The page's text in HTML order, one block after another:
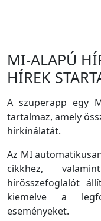
MI-ALAPÚ
HÍREK
A szuperapp egy
tartalmaz, amely
hírkínálatát.
Az MI
cikkhez,
hírösszefoglalót
kiemelve a
eseményeket.